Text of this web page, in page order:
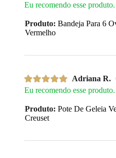
Eu recomendo esse produto.
Produto: Bandeja Para 6
Vermelho
Adriana R.
Eu recomendo esse produto.
Produto: Pote De Geleia
Creuset